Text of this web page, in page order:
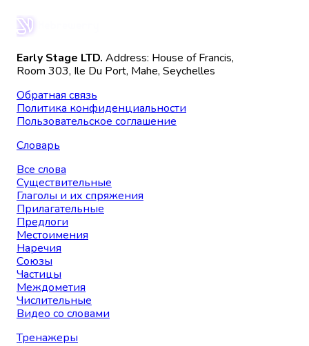
Early Stage LTD. Address: House of Francis,
Room 303, Ile Du Port, Mahe, Seychelles
Обратная связь
Политика конфиденциальности
Пользовательское соглашение
Словарь
Все слова
Существительные
Глаголы и их спряжения
Прилагательные
Предлоги
Местоимения
Наречия
Союзы
Частицы
Междометия
Числительные
Видео со словами
Тренажеры